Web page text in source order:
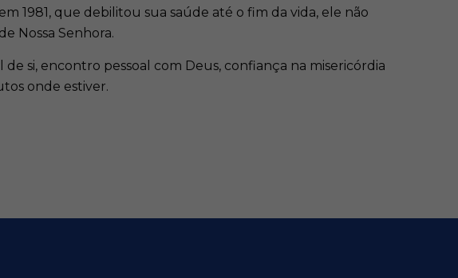
1981, que debilitou sua saúde até o fim da vida, ele não
Nossa Senhora.
si, encontro pessoal com Deus, confiança na misericórdia
onde estiver.